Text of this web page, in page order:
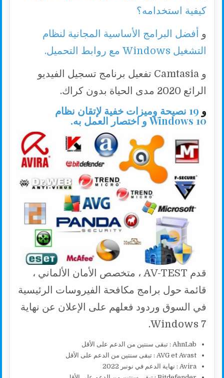
كيفية استخدامه؟
و
أفضل البرامج الأساسية المجانية لنظام
التشغيل Windows مع روابط التحميل.
و Camtasia تفعيل برنامج تسجيل الفيديو
الرائع 2020 مدى الحياة بدون كراك.
و 19 نصيحة وميزات خفية لإتقان نظام
Windows 10 و اختصار العمل به.
قدم AV-TEST ، متخصص الأمان الألماني ،
قائمة حول برامج مكافحة الفيروسات الرئيسية
في السوق وردود فعلهم على الإعلان عن نهاية
Windows 7.
AhnLab : تبقى سنتين من الدعم على الأقل
AVG et Avast : تبقى سنتين من الدعم على الأقل
Avira : نهاية الدعم في نونبر 2022